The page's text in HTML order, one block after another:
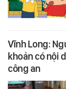
Vĩnh Long:
khoản có nội
công an